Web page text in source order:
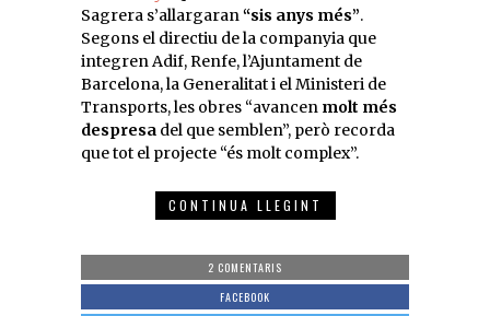
Sagrera s’allargaran“sis anys més”.
Segons el directiu de la companyia que
integren Adif, Renfe, l’Ajuntament de
Barcelona, la Generalitat i el Ministeri de
Transports, les obres “avancen molt més
despresa del que semblen”, però recorda
que tot el projecte “és molt complex”.
CONTINUA LLEGINT
2 COMENTARIS
FACEBOOK